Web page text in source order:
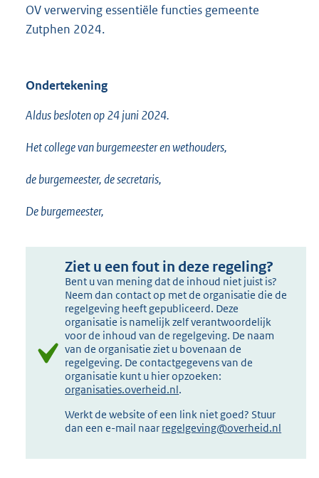
OV verwerving essentiële functies gemeente
Zutphen 2024.
Ondertekening
Aldus besloten op 24 juni 2024.
Het college van burgemeester en wethouders,
de burgemeester, de secretaris,
De burgemeester,
Ziet u een fout in deze regeling?
Bent u van mening dat de inhoud niet juist is?
Neem dan contact op met de organisatie die de
regelgeving heeft gepubliceerd. Deze
organisatie is namelijk zelf verantwoordelijk
voor de inhoud van de regelgeving. De naam
van de organisatie ziet u bovenaan de
regelgeving. De contactgegevens van de
organisatie kunt u hier opzoeken:
organisaties.overheid.nl.
Werkt de website of een link niet goed? Stuur
dan een e-mail naar regelgeving@overheid.nl